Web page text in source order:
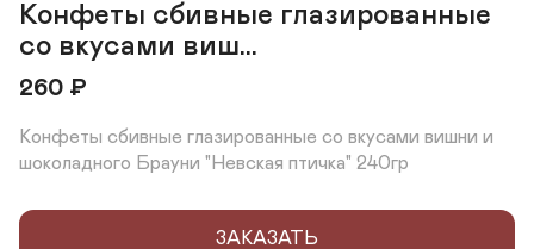
Конфеты сбивные глазированные
со вкусами виш...
260 ₽
Конфеты сбивные глазированные со вкусами вишни и
шоколадного Брауни "Невская птичка" 240гр
ЗАКАЗАТЬ